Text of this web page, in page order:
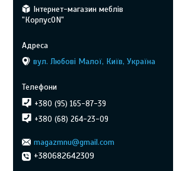
Інтернет-магазин меблів
"КорпусON"
вул. Любові Малої, Київ, Україна
+380 (95) 165-87-39
+380 (68) 264-23-09
magazmnu@gmail.com
+380682642309